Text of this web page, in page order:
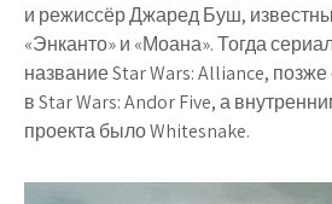
и режиссёр Джаред Буш,
«Энканто» и «Моана». Тогда
название Star Wars: Alliance,
в Star Wars: Andor Five, а
проекта было Whitesnake.